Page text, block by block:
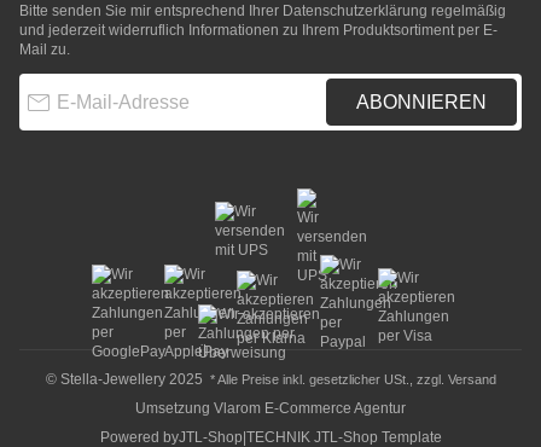
Bitte senden Sie mir entsprechend Ihrer Datenschutzerklärung regelmäßig
und jederzeit widerruflich Informationen zu Ihrem Produktsortiment per E-
Mail zu.
ABONNIEREN
© Stella-Jewellery 2025 * Alle Preise inkl. gesetzlicher USt., zzgl. Versand
Umsetzung Vlarom E-Commerce Agentur
Powered byJTL-Shop TECHNIK JTL-Shop Template